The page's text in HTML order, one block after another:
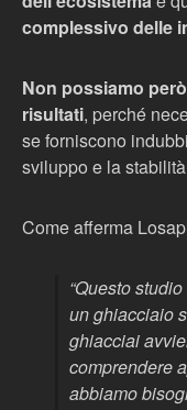
complessivo delle
Non possiamo
risultati, perché
se forniscono
sviluppo e la
Come afferma
“Questo
un ghiacciaio
ghiacciai
comprendere
abbiamo